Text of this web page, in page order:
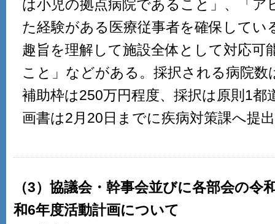
は小児の拠点病院であること」、「
た経験がある医療従事者を確保してい
趣旨を理解して施設全体として対応可
こと」などがある。採択される病院数
補助枠は250万円程度、採択は原則1都
画書は2月20日までに疾病対策課へ提
（3）協議会・幹事会並びに各部会の令
和6年度活動計画について